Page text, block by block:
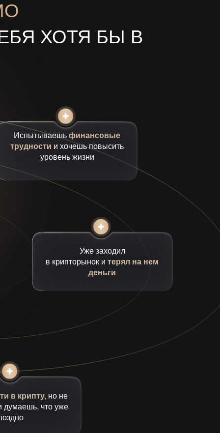
в крипту,но не
думаешь, что уже
Испытываешь финансовые
трудности и хочешь повысить
уровень жизни
Уже заходил
в крипторынок и терял на нем
деньги
ХОТЯ БЫ В